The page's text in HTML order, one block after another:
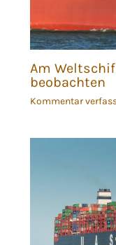
Am
beobachten
Kommentar